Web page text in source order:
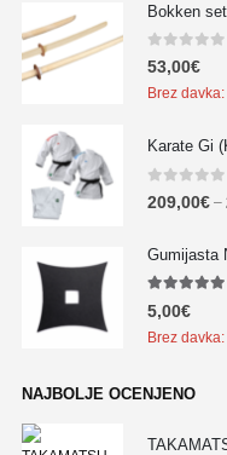
Bokken
0out of 5
53,00€
Brez davka:
Karate Gi
0 out of 5
209,00€ –
Gumijasta
5.00out of
5,00€
Brez davka:
NAJBOLJE OCENJENO